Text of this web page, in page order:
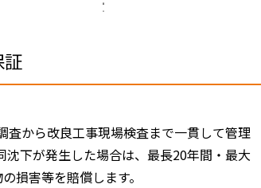
証
査から改良工事現場検査まで一貫して管理
沈下が発生した場合は、最長20年間・最大
損害等を賠償します。